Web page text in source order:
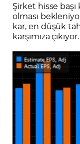
Şirket hisse başı
olması
kar, en düşük
karşımıza çıkıyor.